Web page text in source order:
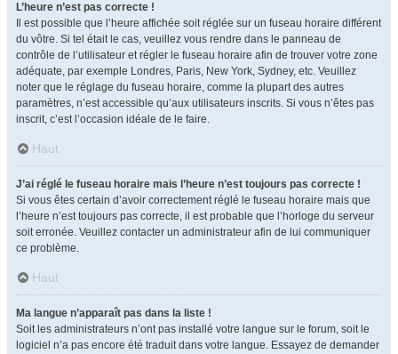
L’heure n’est pas correcte !
Il est possible que l’heure affichée soit réglée sur un fuseau horaire différent
du vôtre. Si tel était le cas, veuillez vous rendre dans le panneau de
contrôle de l’utilisateur et régler le fuseau horaire afin de trouver votre zone
adéquate, par exemple Londres, Paris, New York, Sydney, etc. Veuillez
noter que le réglage du fuseau horaire, comme la plupart des autres
paramètres, n’est accessible qu’aux utilisateurs inscrits. Si vous n’êtes pas
inscrit, c’est l’occasion idéale de le faire.
Haut
J’ai réglé le fuseau horaire mais l’heure n’est toujours pas correcte !
Si vous êtes certain d’avoir correctement réglé le fuseau horaire mais que
l’heure n’est toujours pas correcte, il est probable que l’horloge du serveur
soit erronée. Veuillez contacter un administrateur afin de lui communiquer
ce problème.
Haut
Ma langue n’apparaît pas dans la liste !
Soit les administrateurs n’ont pas installé votre langue sur le forum, soit le
logiciel n’a pas encore été traduit dans votre langue. Essayez de demander